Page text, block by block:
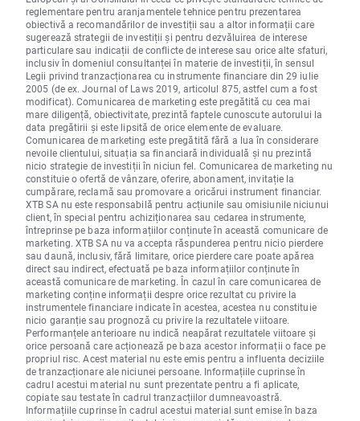
reglementare pentru aranjamentele tehnice pentru prezentarea
obiectivă a recomandărilor de investiții sau a altor informații care
sugerează strategii de investiții și pentru dezvăluirea de interese
particulare sau indicații de conflicte de interese sau orice alte sfaturi,
inclusiv în domeniul consultanței în materie de investiții, în sensul
Legii privind tranzacționarea cu instrumente financiare din 29 iulie
2005 (de ex. Journal of Laws 2019, articolul 875, astfel cum a fost
modificat). Comunicarea de marketing este pregătită cu cea mai
mare diligență, obiectivitate, prezintă faptele cunoscute autorului la
data pregătirii și este lipsită de orice elemente de evaluare.
Comunicarea de marketing este pregătită fără a lua în considerare
nevoile clientului, situația sa financiară individuală și nu prezintă
nicio strategie de investiții în niciun fel. Comunicarea de marketing nu
constituie o ofertă de vânzare, oferire, abonament, invitație la
cumpărare, reclamă sau promovare a oricărui instrument financiar.
XTB SA nu este responsabilă pentru acțiunile sau omisiunile niciunui
client, în special pentru achiziționarea sau cedarea instrumente,
întreprinse pe baza informațiilor conținute în această comunicare de
marketing. XTB SA nu va accepta răspunderea pentru nicio pierdere
sau daună, inclusiv, fără limitare, orice pierdere care poate apărea
direct sau indirect, efectuată pe baza informațiilor conținute în
această comunicare de marketing. În cazul în care comunicarea de
marketing conține informații despre orice rezultat cu privire la
instrumentele financiare indicate în acestea, acestea nu constituie
nicio garanție sau prognoză cu privire la rezultatele viitoare.
Performanțele anterioare nu indică neapărat rezultatele viitoare și
orice persoană care acționează pe baza acestor informații o face pe
propriul risc. Acest material nu este emis pentru a influenta deciziile
de tranzacționare ale niciunei persoane. Informațiile cuprinse în
cadrul acestui material nu sunt prezentate pentru a fi aplicate,
copiate sau testate în cadrul tranzacțiilor dumneavoastră.
Informațiile cuprinse în cadrul acestui material sunt emise în baza